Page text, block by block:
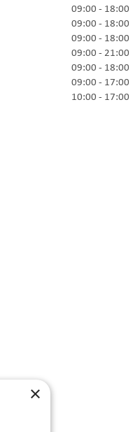
09:00 - 18:00
09:00 - 18:00
09:00 - 18:00
09:00 - 21:00
09:00 - 18:00
09:00 - 17:00
10:00 - 17:00
×